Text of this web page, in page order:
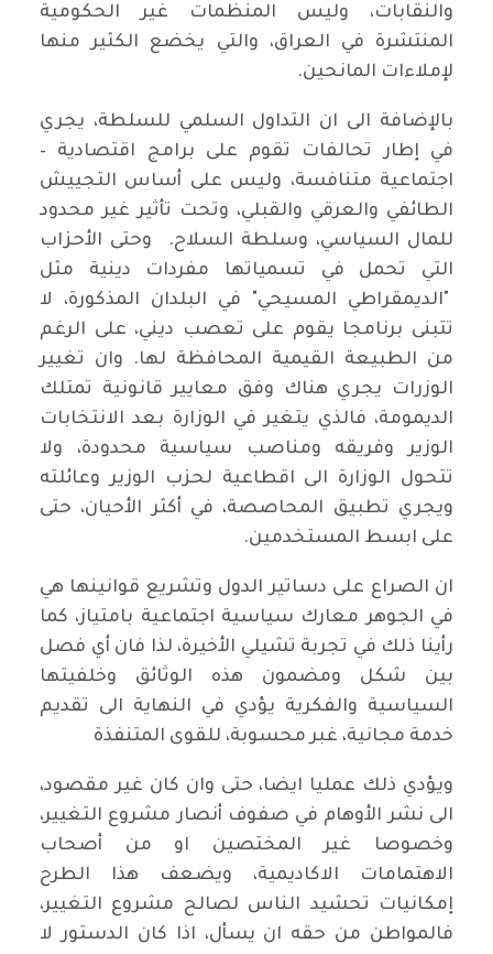
والنقابات، وليس المنظمات غير الحكومية
المنتشرة في العراق، والتي يخضع الكثير منها
لإملاءات المانحين.
بالإضافة الى ان التداول السلمي للسلطة، يجري
في إطار تحالفات تقوم على برامج اقتصادية –
اجتماعية متنافسة، وليس على أساس التجييش
الطائفي والعرقي والقبلي، وتحت تأثير غير محدود
للمال السياسي، وسلطة السلاح. وحتى الأحزاب
التي تحمل في تسمياتها مفردات دينية مثل
"الديمقراطي المسيحي" في البلدان المذكورة، لا
تتبنى برنامجا يقوم على تعصب ديني، على الرغم
من الطبيعة القيمية المحافظة لها. وان تغيير
الوزرات يجري هناك وفق معايير قانونية تمتلك
الديمومة، فالذي يتغير في الوزارة بعد الانتخابات
الوزير وفريقه ومناصب سياسية محدودة، ولا
تتحول الوزارة الى اقطاعية لحزب الوزير وعائلته
ويجري تطبيق المحاصصة، في أكثر الأحيان، حتى
على ابسط المستخدمين.
ان الصراع على دساتير الدول وتشريع قوانينها هي
في الجوهر معارك سياسية اجتماعية بامتياز، كما
رأينا ذلك في تجربة تشيلي الأخيرة، لذا فان أي فصل
بين شكل ومضمون هذه الوثائق وخلفيتها
السياسية والفكرية يؤدي في النهاية الى تقديم
خدمة مجانية، غبر محسوبة، للقوى المتنفذة
ويؤدي ذلك عمليا ايضا، حتى وان كان غير مقصود،
الى نشر الأوهام في صفوف أنصار مشروع التغيير،
وخصوصا غير المختصين او من أصحاب
الاهتمامات الاكاديمية، ويضعف هذا الطرح
إمكانيات تحشيد الناس لصالح مشروع التغيير،
فالمواطن من حقه ان يسأل، اذا كان الدستور لا